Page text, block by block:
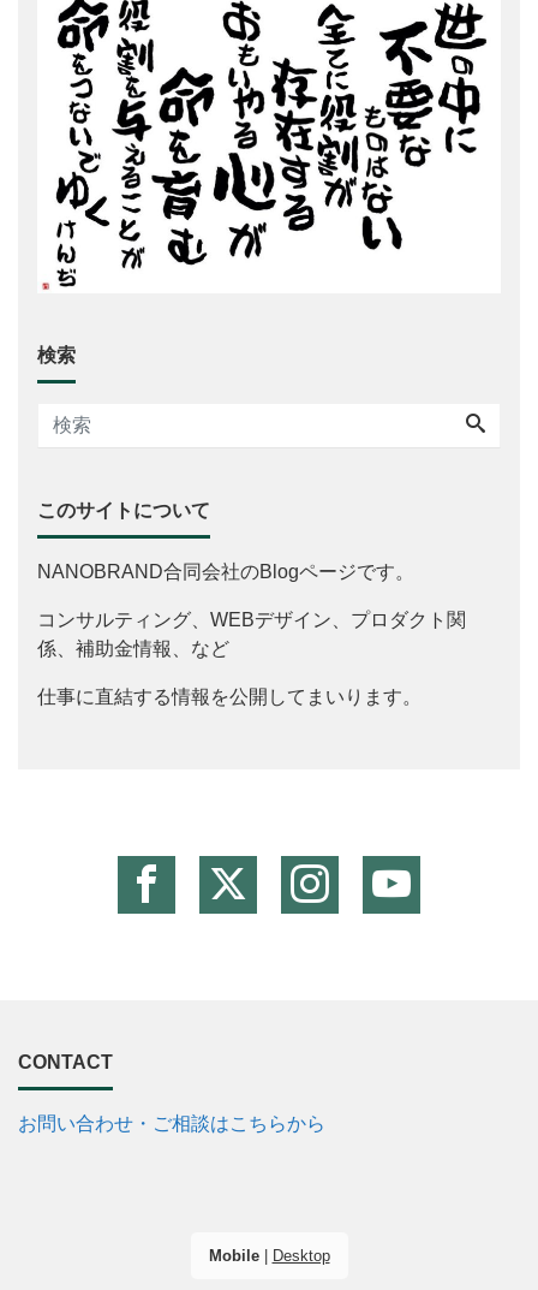
検索
このサイトについて
NANOBRAND合同会社のBlogページです。
コンサルティング、WEBデザイン、プロダクト関
係、補助金情報、など
仕事に直結する情報を公開してまいります。
CONTACT
お問い合わせ・ご相談はこちらから
Mobile| Desktop